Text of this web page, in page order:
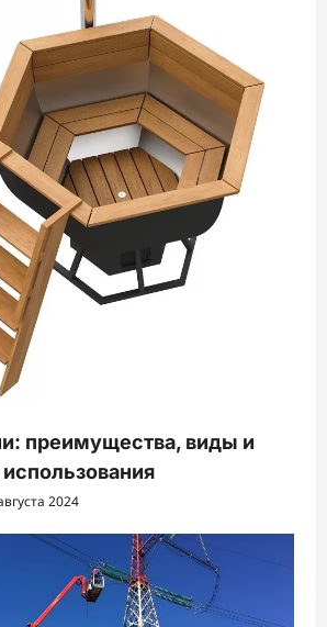
преимущества, виды и
2024